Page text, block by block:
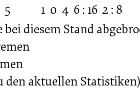
5 1 0 4 6 : 16 2 : 8
diesem Stand
den aktuellen Statistiken)